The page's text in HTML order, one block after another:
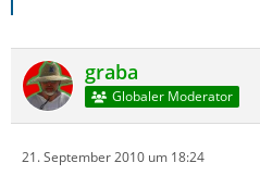
graba
Globaler Moderator
21. September 2010 um 18:24